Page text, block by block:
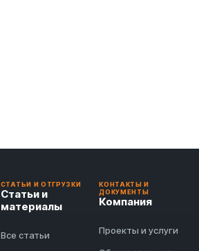
СТАТЬИ И ОТГРУЗКИ
Статьи и
материалы
Все статьи
КОНТАКТЫ И
ДОКУМЕНТЫ
Компания
Проекты и услуги